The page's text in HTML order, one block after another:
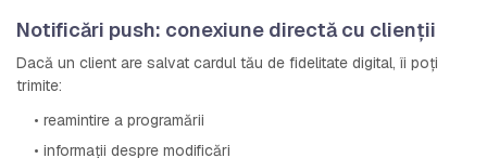
Notificări push: conexiune directă cu clienții
Dacă un client are salvat cardul tău de fidelitate digital, îi poți
trimite:
• reamintire a programării
• informații despre modificări